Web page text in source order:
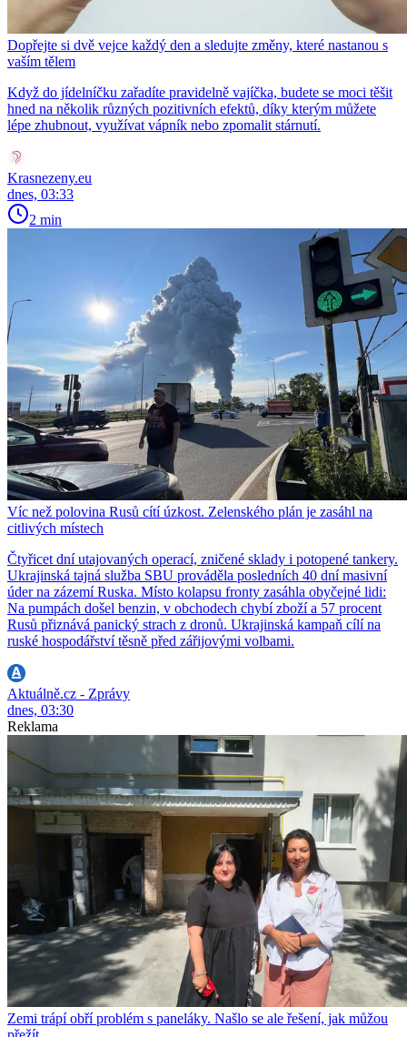
Dopřejte si dvě vejce každý den a sledujte změny, které nastanou s
vaším tělem
Když do jídelníčku zařadíte pravidelně vajíčka, budete se moci těšit
hned na několik různých pozitivních efektů, díky kterým můžete
lépe zhubnout, využívat vápník nebo zpomalit stárnutí.
Krasnezeny.eu
dnes, 03:33
2 min
Víc než polovina Rusů cítí úzkost. Zelenského plán je zasáhl na
citlivých místech
Čtyřicet dní utajovaných operací, zničené sklady i potopené tankery.
Ukrajinská tajná služba SBU prováděla posledních 40 dní masivní
úder na zázemí Ruska. Místo kolapsu fronty zasáhla obyčejné lidi:
Na pumpách došel benzin, v obchodech chybí zboží a 57 procent
Rusů přiznává panický strach z dronů. Ukrajinská kampaň cílí na
ruské hospodářství těsně před zářijovými volbami.
Aktuálně.cz - Zprávy
dnes, 03:30
Reklama
Zemi trápí obří problém s paneláky. Našlo se ale řešení, jak můžou